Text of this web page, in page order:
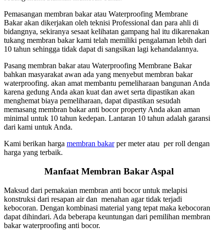
Pemasangan membran bakar atau Waterproofing Membrane
Bakar akan dikerjakan oleh teknisi Professional dan para ahli di
bidangnya, sekiranya sesaat kelihatan gampang hal itu dikarenakan
tukang membran bakar kami telah memiliki pengalaman lebih dari
10 tahun sehingga tidak dapat di sangsikan lagi kehandalannya.
Pasang membran bakar atau Waterproofing Membrane Bakar
bahkan masyarakat awan ada yang menyebut membran bakar
waterproofing. akan amat membantu pemeliharaan bangunan Anda
karena gedung Anda akan kuat dan awet serta dipastikan akan
menghemat biaya pemeliharaan, dapat dipastikan sesudah
memasang membran bakar anti bocor property Anda akan aman
minimal untuk 10 tahun kedepan. Lantaran 10 tahun adalah garansi
dari kami untuk Anda.
Kami berikan harga membran bakarper meter atau per roll dengan
harga yang terbaik.
Manfaat Membran Bakar Aspal
Maksud dari pemakaian membran anti bocor untuk melapisi
konstruksi dari resapan air dan menahan agar tidak terjadi
kebocoran. Dengan kombinasi material yang tepat maka kebocoran
dapat dihindari. Ada beberapa keuntungan dari pemilihan membran
bakar waterproofing anti bocor.